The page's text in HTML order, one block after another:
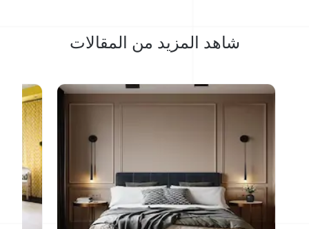
شاهد المزيد من المقالات